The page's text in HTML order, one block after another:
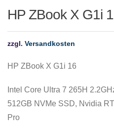
HP ZBook X G1i
zzgl. Versandkosten
HP ZBook X G1i 16
Intel Core Ultra 7 265H
512GB NVMe SSD, Nvidia
Pro